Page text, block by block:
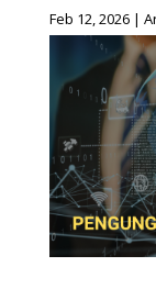
Feb 12, 2026|